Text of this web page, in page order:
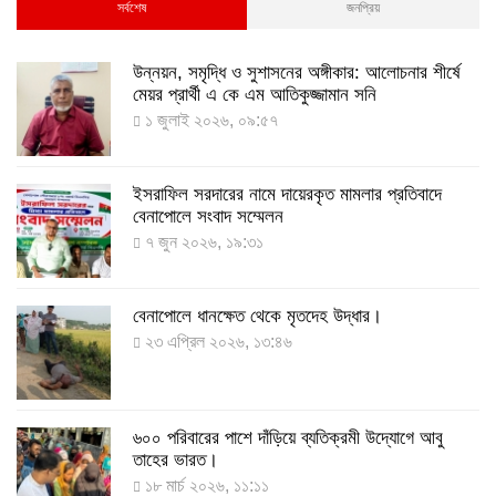
২৪ ঘণ্টায় ২১২ জনের করোনা শনাক্ত, মৃত্যু নেই
১৭ আগস্ট ২০২২, ১৯:০০
৫-১১ বছরের শিশুদের পরীক্ষামূলক টিকা প্রয়োগ শুরু আজ
১১ আগস্ট ২০২২, ১২:০৯
করোনায় ৩ জনের প্রাণহানি, নতুন শনাক্ত ২৯৬
৮ আগস্ট ২০২২, ১৯:৩৪
দেশে তৈরি হলো করোনা শনাক্তের কিট
৮ আগস্ট ২০২২, ১৩:০৯
সর্বশেষ জনপ্রিয়
​উন্নয়ন, সমৃদ্ধি ও সুশাসনের অঙ্গীকার: আলোচনার শীর্ষে
মেয়র প্রার্থী এ কে এম আতিকুজ্জামান সনি
১ জুলাই ২০২৬, ০৯:৫৭
ইসরাফিল সরদারের নামে দায়েরকৃত মামলার প্রতিবাদে
বেনাপোলে সংবাদ সম্মেলন
৭ জুন ২০২৬, ১৯:৩১
বেনাপোলে ধানক্ষেত থেকে মৃতদেহ উদ্ধার।
২৩ এপ্রিল ২০২৬, ১৩:৪৬
৬০০ পরিবারের পাশে দাঁড়িয়ে ব্যতিক্রমী উদ্যোগে আবু
তাহের ভারত।
১৮ মার্চ ২০২৬, ১১:১১